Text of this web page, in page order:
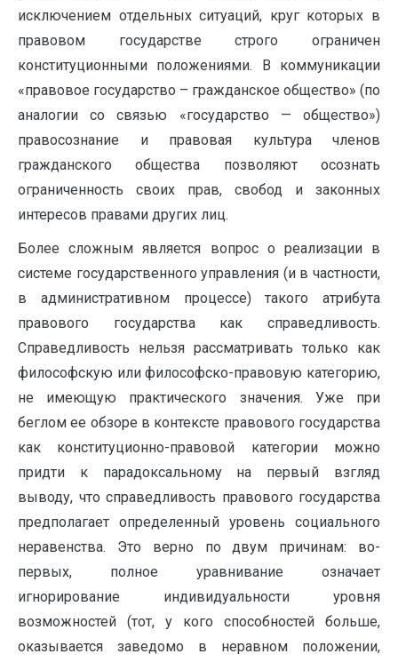
исключением отдельных ситуаций, круг которых в
правовом государстве строго ограничен
конституционными положениями. В коммуникации
«правовое государство – гражданское общество» (по
аналогии со связью «государство — общество»)
правосознание и правовая культура членов
гражданского общества позволяют осознать
ограниченность своих прав, свобод и законных
интересов правами других лиц.
Более сложным является вопрос о реализации в
системе государственного управления (и в частности,
в административном процессе) такого атрибута
правового государства как справедливость.
Справедливость нельзя рассматривать только как
философскую или философско-правовую категорию,
не имеющую практического значения. Уже при
беглом ее обзоре в контексте правового государства
как конституционно-правовой категории можно
придти к парадоксальному на первый взгляд
выводу, что справедливость правового государства
предполагает определенный уровень социального
неравенства. Это верно по двум причинам: во-
первых, полное уравнивание означает
игнорирование индивидуальности уровня
возможностей (тот, у кого способностей больше,
оказывается заведомо в неравном положении,